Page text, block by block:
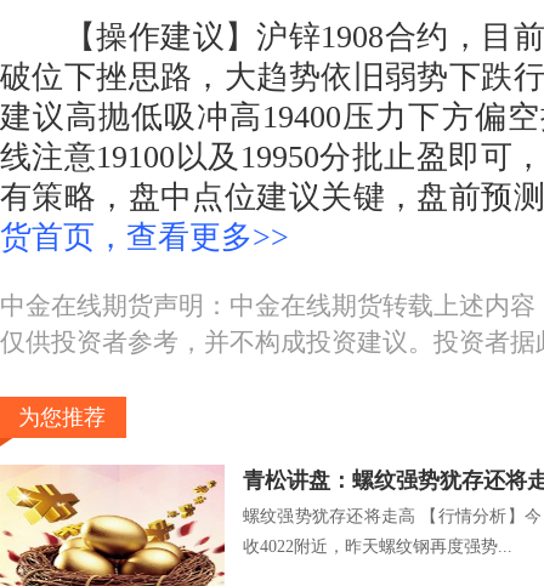
【操作建议】沪锌1908合约，目
破位下挫思路，大趋势依旧弱势下跌
建议高抛低吸冲高19400压力下方偏
线注意19100以及19950分批止盈即可
有策略，盘中点位建议关键，盘前预
货首页，查看更多>>
中金在线期货声明：中金在线期货转载上述内
仅供投资者参考，并不构成投资建议。投资者
为您推荐
青松讲盘：螺纹强势犹存还将
螺纹强势犹存还将走高 【行情分析】
收4022附近，昨天螺纹钢再度强势...